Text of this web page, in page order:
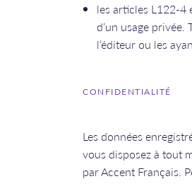
les articles L122-
d’un usage
l’éditeur ou les
CONFIDENTIALITÉ
Les données
vous disposez à tout
par Accent Français.